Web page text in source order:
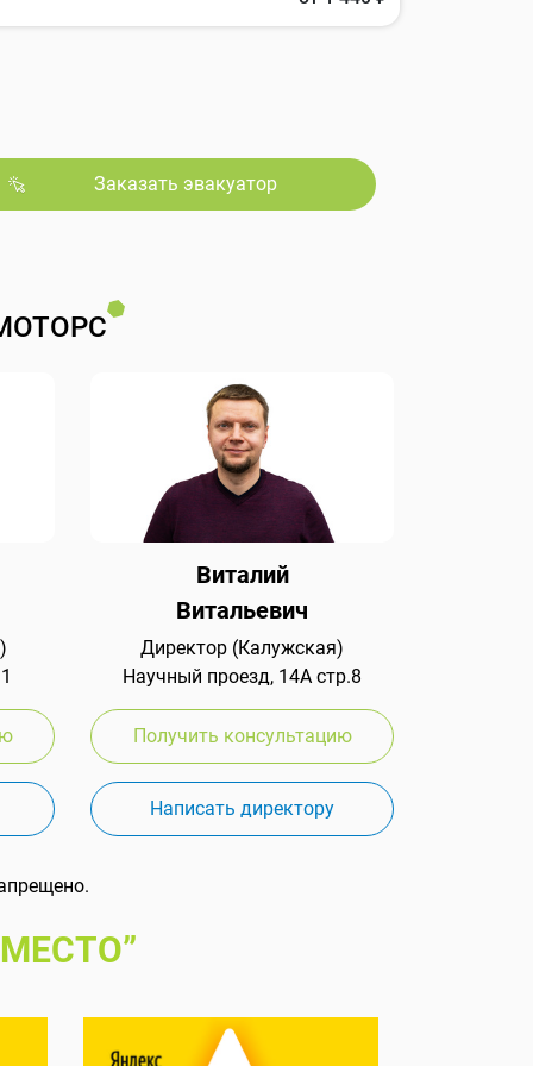
Заказать эвакуатор
Виталий
Витальевич
Директор (Калужская)
Научный проезд, 14А стр.8
Получить консультацию
Написать директору